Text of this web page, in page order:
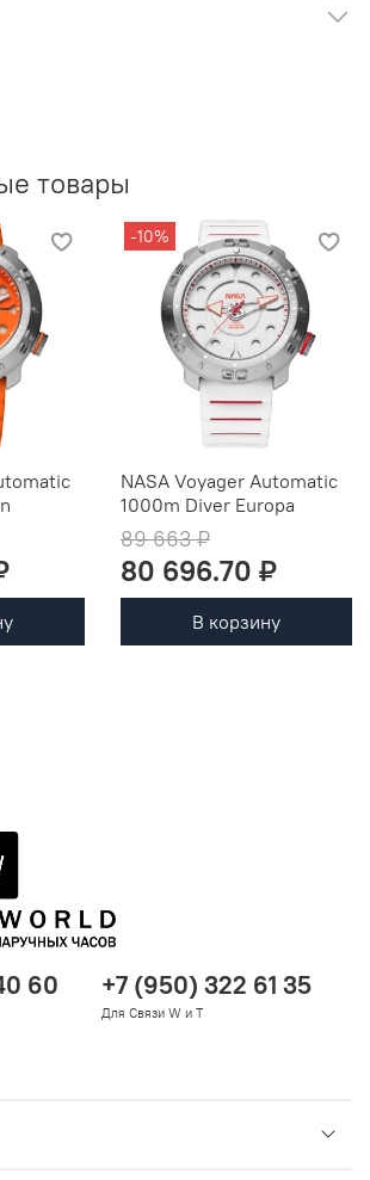
товары
-10%
NASA Voyager Automatic
1000m Diver Europa
89 663 ₽
80 696.70 ₽
В корзину
60 +7 (950) 322 61 35
Для Связи W и T